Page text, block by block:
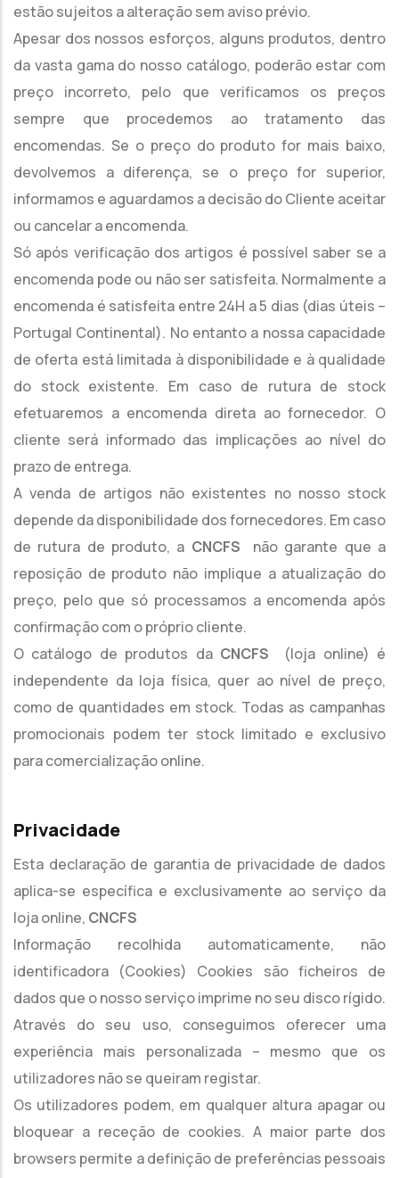
estão sujeitos a alteração sem aviso prévio.
Apesar dos nossos esforços, alguns produtos, dentro
da vasta gama do nosso catálogo, poderão estar com
preço incorreto, pelo que verificamos os preços
sempre que procedemos ao tratamento das
encomendas. Se o preço do produto for mais baixo,
devolvemos a diferença, se o preço for superior,
informamos e aguardamos a decisão do Cliente aceitar
ou cancelar a encomenda.
Só após verificação dos artigos é possível saber se a
encomenda pode ou não ser satisfeita. Normalmente a
encomenda é satisfeita entre 24H a 5 dias (dias úteis –
Portugal Continental). No entanto a nossa capacidade
de oferta está limitada à disponibilidade e à qualidade
do stock existente. Em caso de rutura de stock
efetuaremos a encomenda direta ao fornecedor. O
cliente será informado das implicações ao nível do
prazo de entrega.
A venda de artigos não existentes no nosso stock
depende da disponibilidade dos fornecedores. Em caso
de rutura de produto, a CNCFS não garante que a
reposição de produto não implique a atualização do
preço, pelo que só processamos a encomenda após
confirmação com o próprio cliente.
O catálogo de produtos da CNCFS (loja online) é
independente da loja física, quer ao nível de preço,
como de quantidades em stock. Todas as campanhas
promocionais podem ter stock limitado e exclusivo
para comercialização online.
Privacidade
Esta declaração de garantia de privacidade de dados
aplica-se específica e exclusivamente ao serviço da
loja online, CNCFS
Informação recolhida automaticamente, não
identificadora (Cookies) Cookies são ficheiros de
dados que o nosso serviço imprime no seu disco rígido.
Através do seu uso, conseguimos oferecer uma
experiência mais personalizada – mesmo que os
utilizadores não se queiram registar.
Os utilizadores podem, em qualquer altura apagar ou
bloquear a receção de cookies. A maior parte dos
browsers permite a definição de preferências pessoais